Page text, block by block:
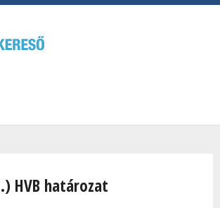
HVB határozat